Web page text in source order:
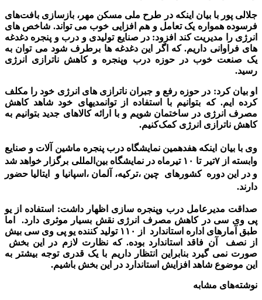
جلالی پور با بیان اینکه در طرح ملی مسکن مهر، بازسازی بافت‌های
فرسوده همواره یک تعامل و هم افزایی خوب می تواند. شاخص های
انرژی را مدیریت کند افزود: در صنایع تولیدی و درب و پنجره دغدغه
های فراوانی داریم. که اگر این دغدغه ها برطرف شود می توان به
یک صنعت خوب در حوزه درب وپنجره و کاهش ناترازی انرژی
رسید.
او بیان کرد: در حوزه رفع و جبران ناترازی های انرژی خود را مکلف
کرده ایم. که بتوانیم با استفاده از توانمدیهای خود شاهد کاهش
مصرف انرژی در ساختمان شويم و با ارائه کالاهای جدید بتوانیم به
کاهش ناترازی انرژی کمک‌کنیم.
وی با بیان اینکه هفدهمین نمایشگاه درب پنجره ماشین آلات و صنایع
وابسته از ۷تیر تا ۱۰ تیرماه در نمایشگاه بین‌المللی برگزار خواهد شد
و در این دوره کشورهای چین ،ترکیه، آلمان ،اسپانيا و ایتالیا حضور
دارند.
صداقت مدیرعامل درب وپنجره سازی اظهار داشت: استفاده از یو
پی وی سی در کاهش مصرف انرژی نقش بسیار موثری دارد. اما
طبق آمارهای اداره استاندارد از ۱۱۰ تولید کننده یو پی وی سی بیش
از نصف آن فاقد استاندارد بوده. که‌ نظارت لازم در این بخش
صورت نمی گیرد بنابراین انتظار داریم با یک قدری توجه بیشتر به
این موضوع شاهد افزایش استاندارد در این بخش باشیم.
نوشته‌های مشابه